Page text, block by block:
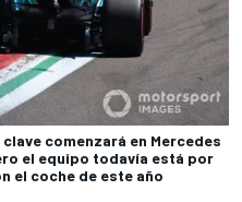
comenzará en Mercedes
el equipo todavía está por
el coche de este año